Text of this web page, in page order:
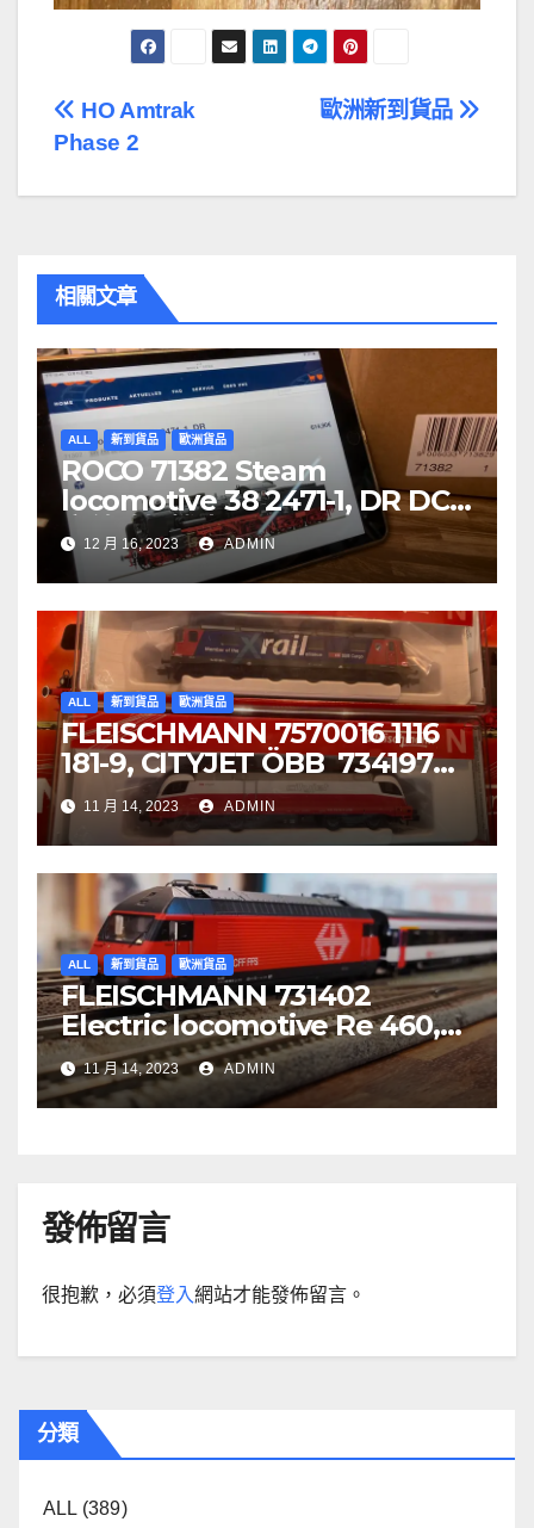
文
覽
歐洲新到貨品
HO Amtrak
Phase 2
相關文章
ALL 新到貨品 歐洲貨品
ROCO 71382 Steam
locomotive 38 2471-1, DR DCC
音效噴煙機車
12 月 16, 2023 ADMIN
ALL 新到貨品 歐洲貨品
FLEISCHMANN 7570016 1116
181-9, CITYJET ÖBB 734197
Re 620 088-5, SBB Cargo
11 月 14, 2023 ADMIN
ALL 新到貨品 歐洲貨品
FLEISCHMANN 731402
Electric locomotive Re 460,
SBB
11 月 14, 2023 ADMIN
發佈留言
很抱歉，必須登入網站才能發佈留言。
分類
ALL (389)